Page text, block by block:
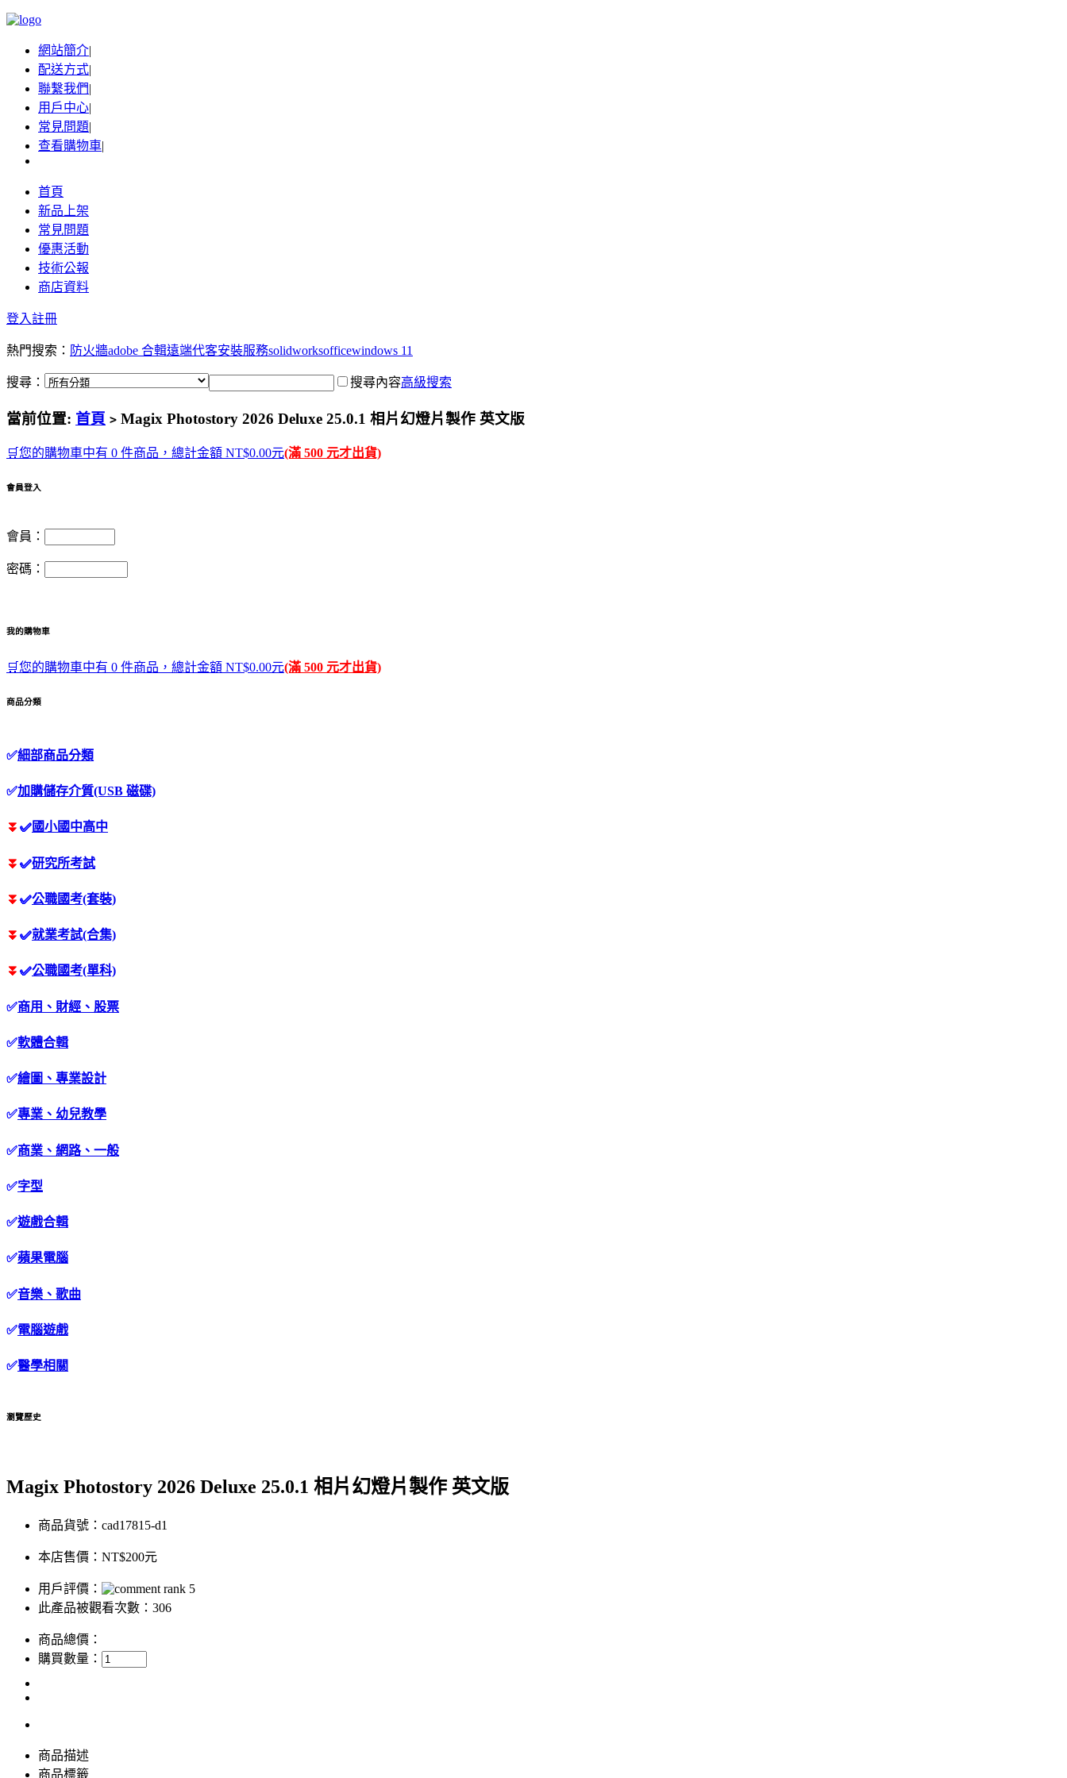
網站簡介|
配送方式|
聯繫我們|
用戶中心|
常見問題|
查看購物車|
首頁
新品上架
常見問題
優惠活動
技術公報
商店資料
登入註冊
熱門搜索： 防火牆adobe 合輯遠端代客安裝服務solidworksofficewindows 11
搜尋： 搜尋內容高級搜索
當前位置: 首頁 > Magix Photostory 2026 Deluxe 25.0.1 相片幻燈片製作 英文版
🛒您的購物車中有 0 件商品，總計金額 NT$0.00元(滿 500 元才出貨)
會員登入
會員：
密碼：
我的購物車
🛒您的購物車中有 0 件商品，總計金額 NT$0.00元(滿 500 元才出貨)
商品分類
✅細部商品分類
✅加購儲存介質(USB 磁碟)
⏬ ✅國小國中高中
⏬ ✅研究所考試
⏬ ✅公職國考(套裝)
⏬ ✅就業考試(合集)
⏬ ✅公職國考(單科)
✅商用、財經、股票
✅軟體合輯
✅繪圖、專業設計
✅專業、幼兒教學
✅商業、網路、一般
✅字型
✅遊戲合輯
✅蘋果電腦
✅音樂、歌曲
✅電腦遊戲
✅醫學相關
瀏覽歷史
Magix Photostory 2026 Deluxe 25.0.1 相片幻燈片製作 英文版
商品貨號：cad17815-d1
本店售價： NT$200元
用戶評價：
此產品被觀看次數：306
商品總價：
購買數量：
商品描述
商品標籤